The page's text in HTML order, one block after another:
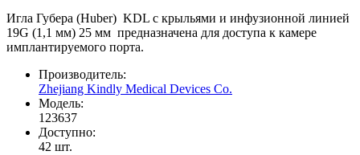
Игла Губера (Huber) KDL с крыльями и инфузионной линией
19G (1,1 мм) 25 мм предназначена для доступа к камере
имплантируемого порта.
Производитель:
Zhejiang Kindly Medical Devices Co.
Модель:
123637
Доступно:
42 шт.